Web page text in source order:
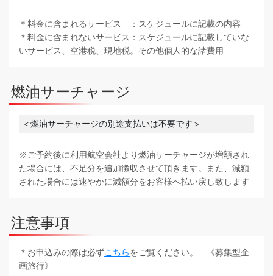
＊料金に含まれるサービス ：スケジュールに記載の内容
＊料金に含まれないサービス：スケジュールに記載していな
いサービス、空港税、現地税。その他個人的な諸費用
燃油サーチャージ
＜燃油サーチャージの別途支払いは不要です＞
※ご予約後に利用航空会社より燃油サーチャージが増額され
た場合には、不足分を追加徴収させて頂きます。また、減額
された場合には速やかに減額分をお客様へ払い戻し致します
注意事項
＊お申込みの際は必ずこちらをご覧ください。 《募集型企
画旅行》